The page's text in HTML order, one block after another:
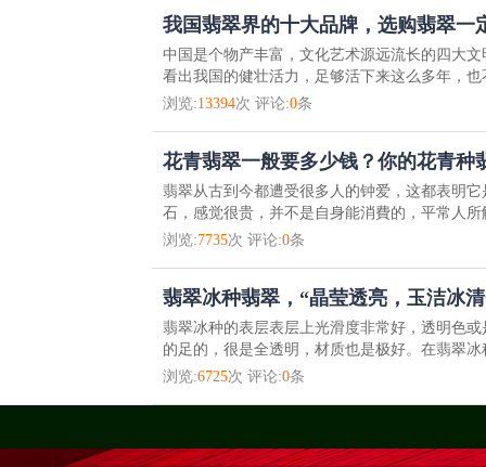
我国翡翠界的十大品牌，选购翡翠一
中国是个物产丰富，文化艺术源远流长的四大
看出我国的健壮活力，足够活下来这么多年，
浏览:13394次 评论:0条
花青翡翠一般要多少钱？你的花青种
翡翠从古到今都遭受很多人的钟爱，这都表明
石，感觉很贵，并不是自身能消費的，平常人
浏览:7735次 评论:0条
翡翠冰种翡翠，“晶莹透亮，玉洁冰
翡翠冰种的表层表层上光滑度非常好，透明色
的足的，很是全透明，材质也是极好。在翡翠
浏览:6725次 评论:0条